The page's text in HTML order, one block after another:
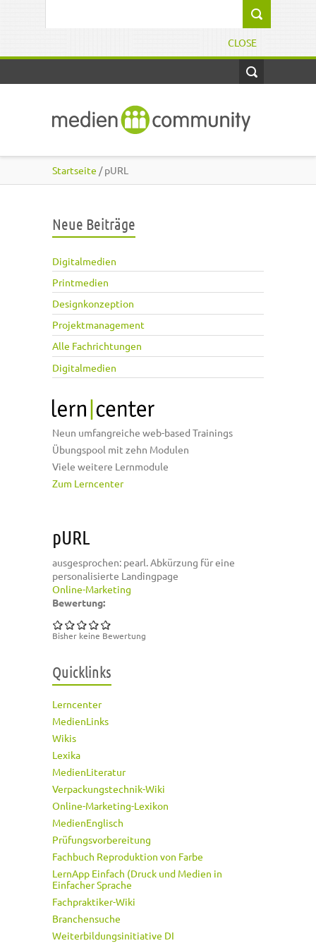
CLOSE
Startseite / pURL
Neue Beiträge
Digitalmedien
Printmedien
Designkonzeption
Projektmanagement
Alle Fachrichtungen
Digitalmedien
Neun umfangreiche web-based Trainings
Übungspool mit zehn Modulen
Viele weitere Lernmodule
Zum Lerncenter
pURL
ausgesprochen: pearl. Abkürzung für eine
personalisierte Landingpage
Online-Marketing
Bewertung:
Bisher keine Bewertung
Quicklinks
Lerncenter
MedienLinks
Wikis
Lexika
MedienLiteratur
Verpackungstechnik-Wiki
Online-Marketing-Lexikon
MedienEnglisch
Prüfungsvorbereitung
Fachbuch Reproduktion von Farbe
LernApp Einfach (Druck und Medien in
Einfacher Sprache
Fachpraktiker-Wiki
Branchensuche
Weiterbildungsinitiative DI